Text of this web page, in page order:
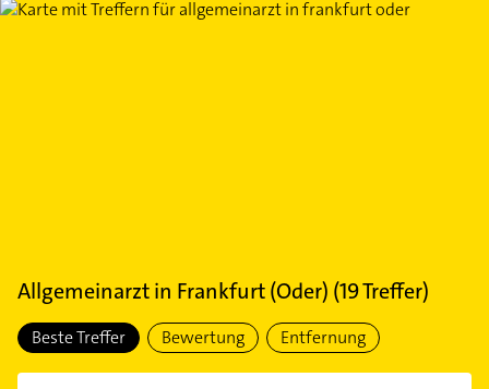
Allgemeinarztin Frankfurt (Oder) (19Treffer)
Beste Treffer Bewertung Entfernung